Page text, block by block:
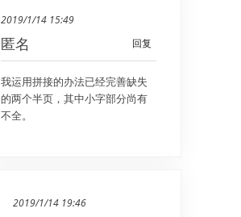
2019/1/14 15:49
回复
匿名
我运用拼接的办法已经完善缺失
的两个半页，其中小字部分尚有
不全。
2019/1/14 19:46